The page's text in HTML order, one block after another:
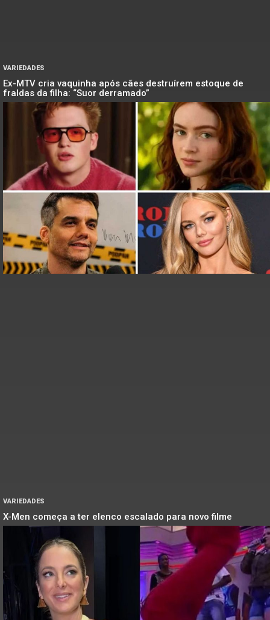
VARIEDADES
Ex-MTV cria vaquinha após cães destruírem estoque de
fraldas da filha: “Suor derramado”
VARIEDADES
X-Men começa a ter elenco escalado para novo filme